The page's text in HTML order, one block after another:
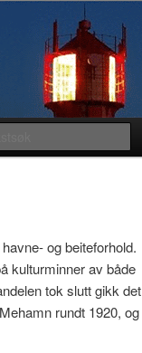
og beiteforhold.
kulturminner av både
tok slutt gikk det
rundt 1920, og